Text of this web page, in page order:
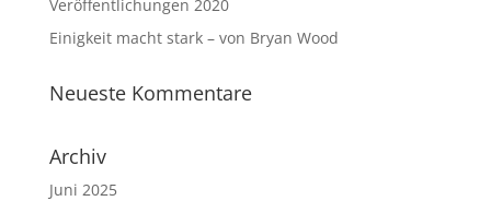
Veröffentlichungen 2020
Einigkeit macht stark – von Bryan Wood
Neueste Kommentare
Archiv
Juni 2025